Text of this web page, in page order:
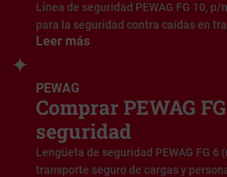
Línea de seguridad PEWAG FG 10,
para la seguridad contra caídas en
Leer más
PEWAG
Comprar PEWAG
seguridad
Lengüeta de seguridad PEWAG FG 6
transporte seguro de cargas y